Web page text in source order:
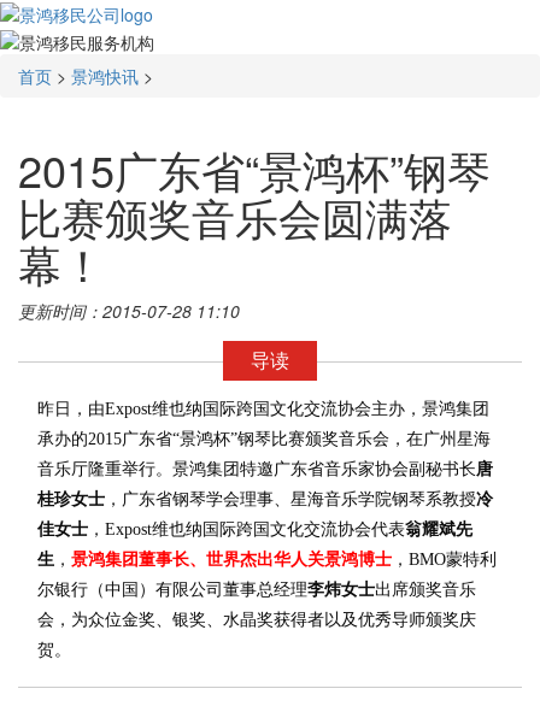
首页 > 景鸿快讯 >
2015广东省“景鸿杯”钢琴
比赛颁奖音乐会圆满落
幕！
更新时间：2015-07-28 11:10
导读
昨日，由Expost维也纳国际跨国文化交流协会主办，景鸿集团
承办的2015广东省“景鸿杯”钢琴比赛颁奖音乐会，在广州星海
音乐厅隆重举行。景鸿集团特邀广东省音乐家协会副秘书长唐
桂珍女士 ，广东省钢琴学会理事、星海音乐学院钢琴系教授冷
佳女士 ，Expost维也纳国际跨国文化交流协会代表翁耀斌先
生 ， 景鸿集团董事长、世界杰出华人关景鸿博士 ，BMO蒙特利
尔银行（中国）有限公司董事总经理李炜女士出席颁奖音乐
会，为众位金奖、银奖、水晶奖获得者以及优秀导师颁奖庆
贺。